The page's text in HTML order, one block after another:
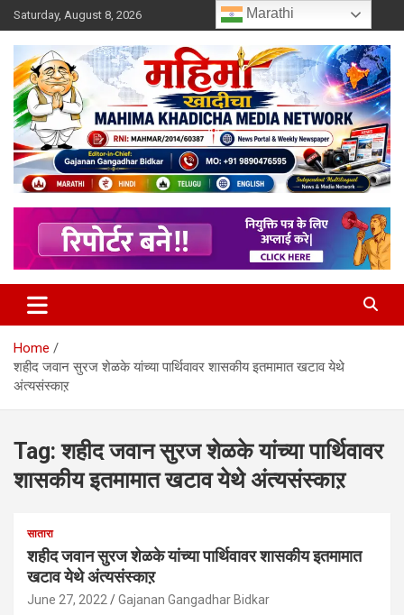
Skip
to
content
Saturday, August 8, 2026
Mahimakhadicha
Home
शहीद जवान सुरज शेळके यांच्या पार्थिवावर शासकीय इतमामात खटाव येथे
अंत्यसंस्काऱ
Tag:शहीद जवान सुरज शेळके यांच्या पार्थिवावर
शासकीय इतमामात खटाव येथे अंत्यसंस्काऱ
सातारा
शहीद जवान सुरज शेळके यांच्या पार्थिवावर शासकीय इतमामात
खटाव येथे अंत्यसंस्काऱ
June 27, 2022 Gajanan Gangadhar Bidkar
Marathi